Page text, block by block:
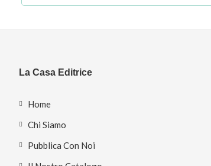
La Casa Editrice
Home
Chi Siamo
Pubblica Con Noi